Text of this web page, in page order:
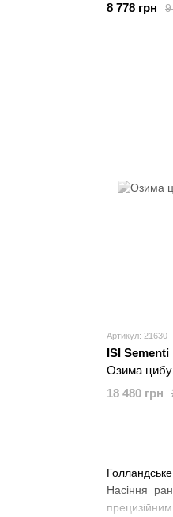
Насіння
8 778 грн
Артикул: 21630
ISI Sementi
Озима
18 480 грн